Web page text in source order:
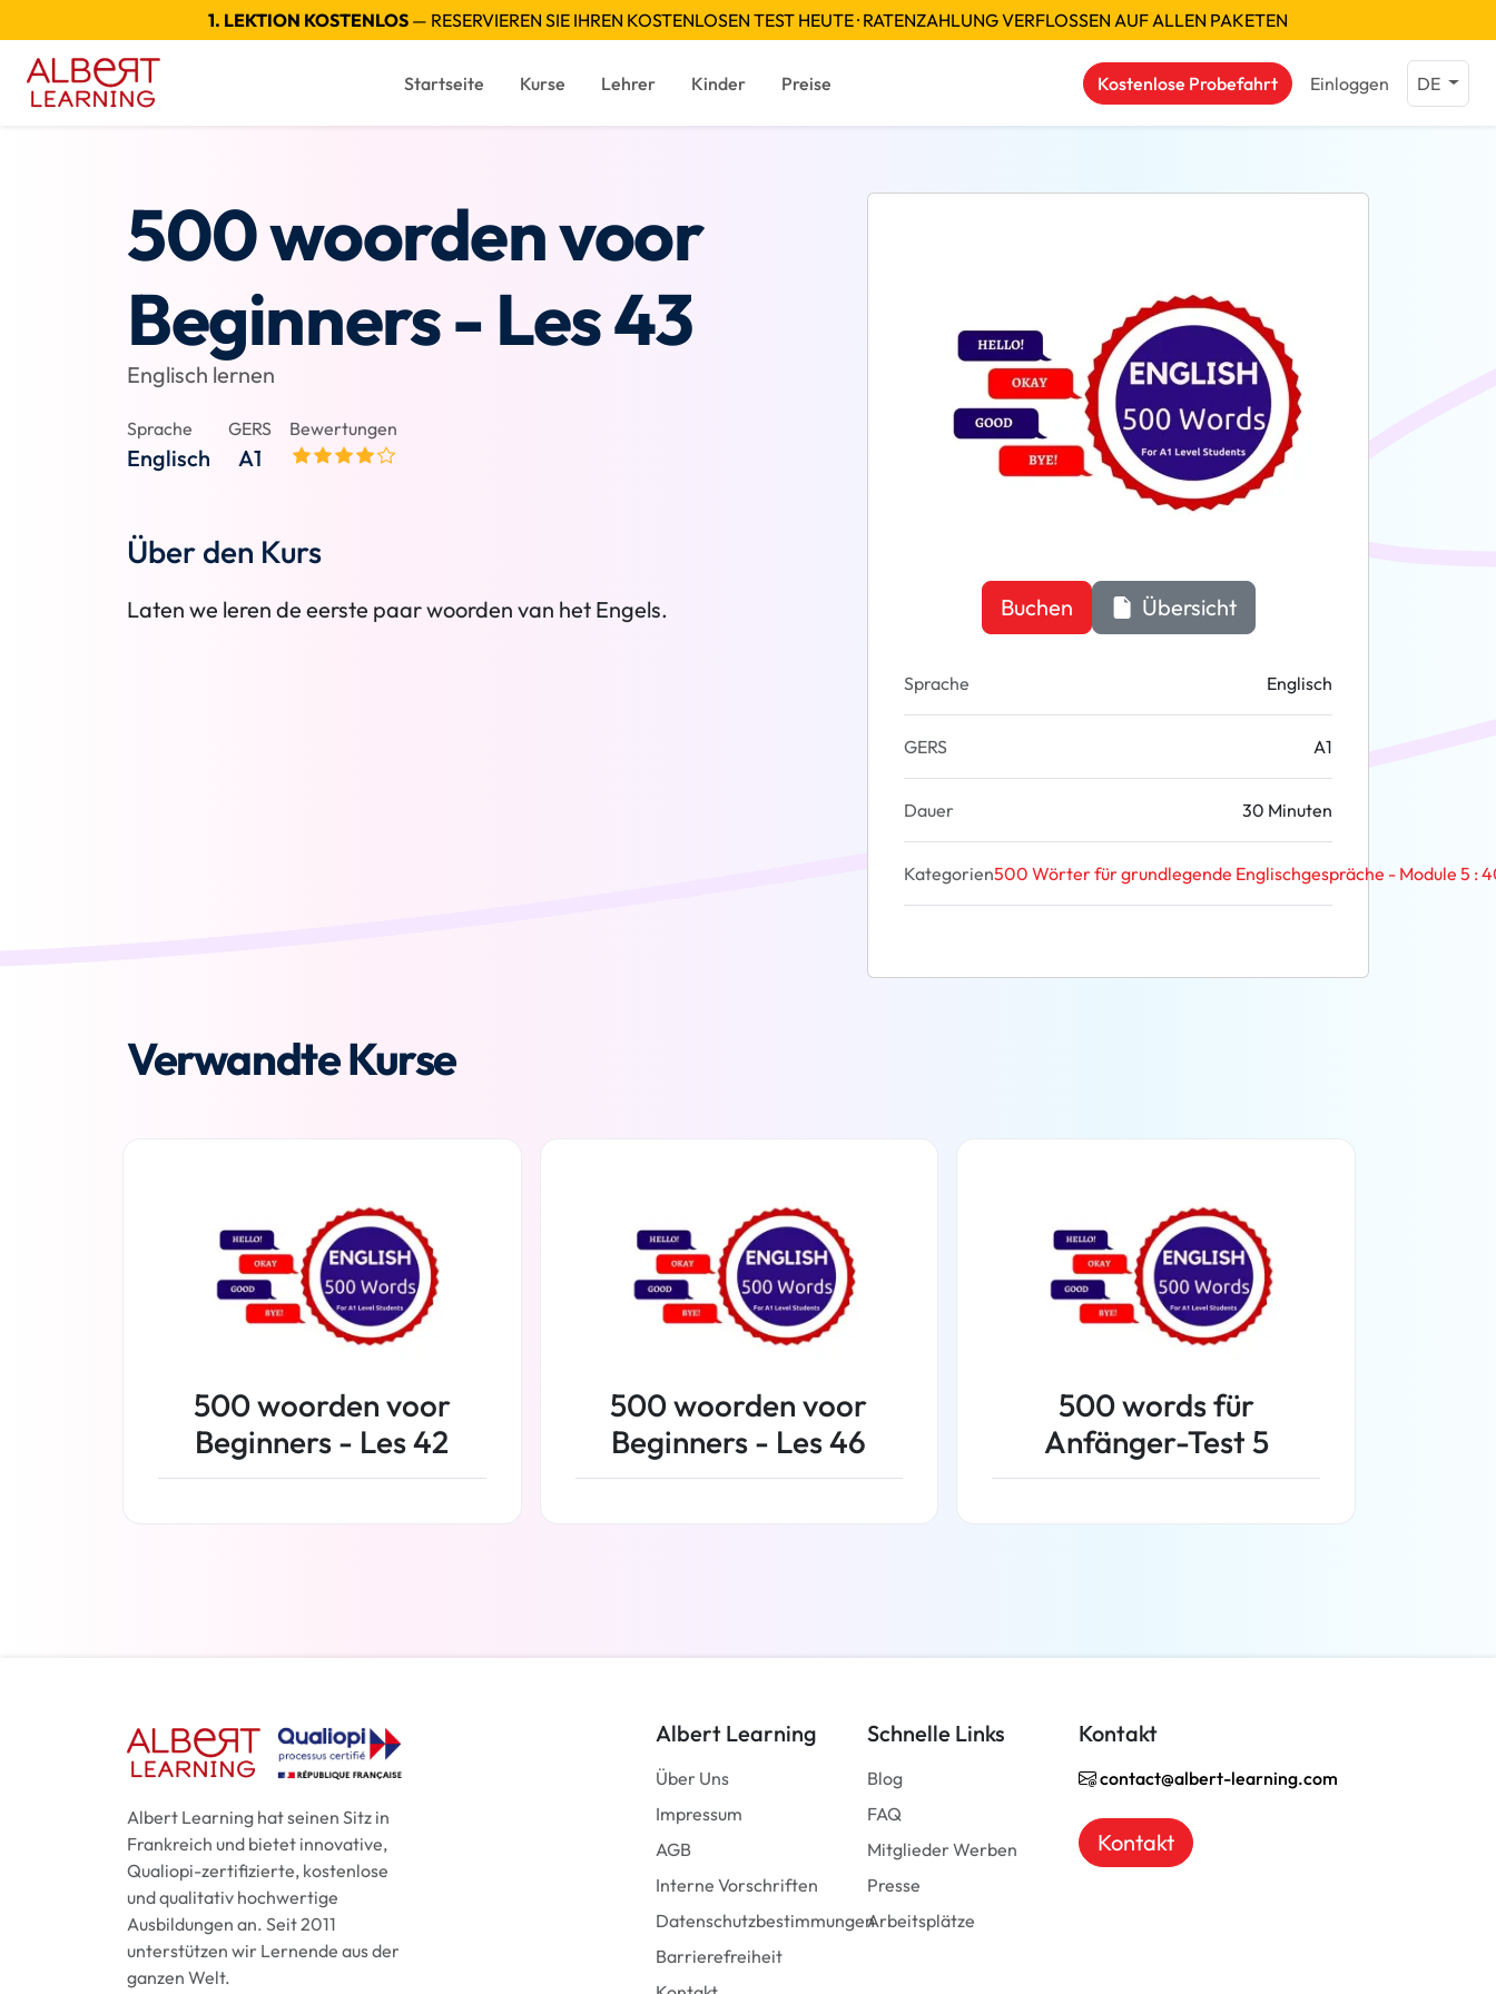
1. LEKTION KOSTENLOS — RESERVIEREN SIE IHREN KOSTENLOSEN TEST HEUTE · RATENZAHLUNG VERFLOSSEN AUF ALLEN PAKETEN
Startseite Kurse Lehrer Kinder Preise Kostenlose Probefahrt Einloggen DE
500 woorden voor
Beginners - Les 43
Englisch lernen
Sprache
Englisch
GERS
A1
Bewertungen
Über den Kurs
Laten we leren de eerste paar woorden van het Engels. Buchen Übersicht
Sprache Englisch
GERS A1
Dauer 30 Minuten
Kategorien500 Wörter für grundlegende Englischgespräche - Module 5 :
Verwandte Kurse
500 woorden voor
Beginners - Les 42
500 woorden voor
Beginners - Les 46
500 words für
Anfänger-Test 5
Albert Learning hat seinen Sitz in
Frankreich und bietet innovative,
Qualiopi-zertifizierte, kostenlose
und qualitativ hochwertige
Ausbildungen an. Seit 2011
unterstützen wir Lernende aus der
ganzen Welt.
Albert Learning
Über Uns
Impressum
AGB
Interne Vorschriften
Datenschutzbestimmungen
Barrierefreiheit
Schnelle Links
Blog
FAQ
Mitglieder Werben
Presse
Arbeitsplätze
Kontakt
contact@albert-learning.com
Kontakt